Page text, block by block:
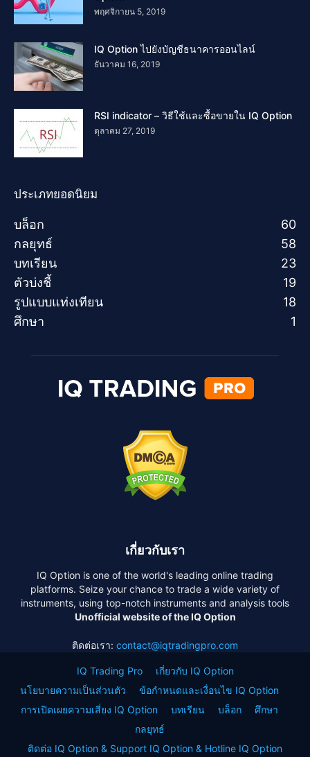
พฤศจิกายน 5, 2019
IQ Option ไปยังบัญชีธนาคารออนไลน์
ธันวาคม 16, 2019
RSI indicator – วิธีใช้และซื้อขายใน IQ Option
ตุลาคม 27, 2019
ประเภทยอดนิยม
บล็อก
60
กลยุทธ์
58
บทเรียน
23
ตัวบ่งชี้
19
รูปแบบแท่งเทียน
18
ศึกษา
1
เกี่ยวกับเรา
IQ Option is one of the world's leading online trading
platforms. Seize your chance to trade a wide variety of
instruments, using top-notch instruments and analysis tools
Unofficial website of the IQ Option
ติดต่อเรา: contact@iqtradingpro.com
IQ Trading Pro
เกี่ยวกับ IQ Option
นโยบายความเป็นส่วนตัว
ข้อกำหนดและเงื่อนไข IQ Option
การเปิดเผยความเสี่ยง IQ Option
บทเรียน บล็อก
ศึกษา
กลยุทธ์
ติดต่อ IQ Option & Support IQ Option & Hotline IQ Option